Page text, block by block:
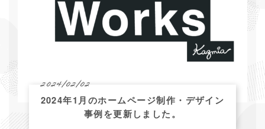
2024/02/02
2024年1月のホームページ制作・デザイン
事例を更新しました。